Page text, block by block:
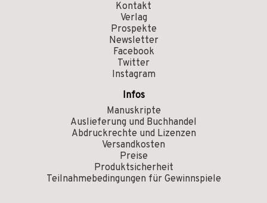
Kontakt
Verlag
Prospekte
Newsletter
Facebook
Twitter
Instagram
Infos
Manuskripte
Auslieferung und Buchhandel
Abdruckrechte und Lizenzen
Versandkosten
Preise
Produktsicherheit
Teilnahmebedingungen für Gewinnspiele